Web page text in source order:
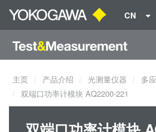
CN
主页 产品介绍 光测量仪器
多
双端口功率计模块 AQ2200-221